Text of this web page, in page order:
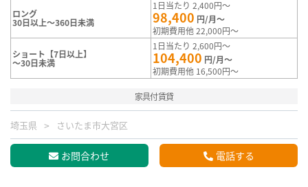
ロング
30日以上～360日未満
1日当たり 2,400円～
98,400 円/月～
初期費用他 22,000円～
ショート【7日以上】
～30日未満
1日当たり 2,600円～
104,400 円/月～
初期費用他 16,500円～
家具付賃貸
埼玉県 さいたま市大宮区
お問合わせ 電話する